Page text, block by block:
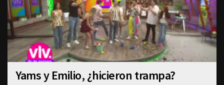
Yams y Emilio, ¿hicieron trampa?